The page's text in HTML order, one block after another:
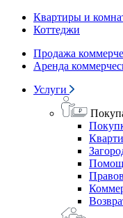
Квартиры и
Коттеджи
Продажа
Аренда
Услуги